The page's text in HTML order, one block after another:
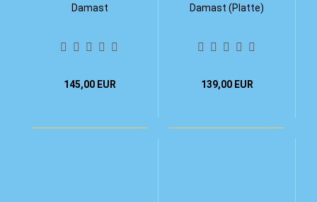
Damast
145,00 EUR
Damast (Platte)
139,00 EUR